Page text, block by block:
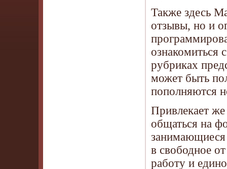
Также здесь
отзывы, но и
ознакомиться
рубриках
может быть
пополняются
Привлекает
общаться на
занимающиеся
в свободное
работу и